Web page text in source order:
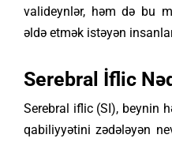
valideynlər, həm də bu
əldə etmək istəyən
Serebral İflic
Serebral iflic (SI), beynin
qabiliyyətini zədələyən